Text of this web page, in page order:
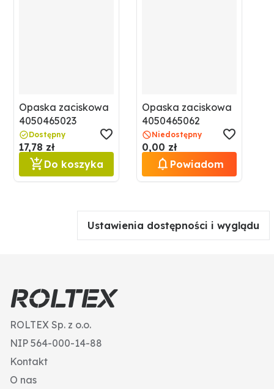
Opaska zaciskowa
4050465023
Dostępny
17,78 zł
Do koszyka
Opaska zaciskowa
4050465062
Niedostępny
0,00 zł
Powiadom
Ustawienia dostępności i wyglądu
ROLTEX Sp. z o.o.
NIP 564-000-14-88
Kontakt
O nas